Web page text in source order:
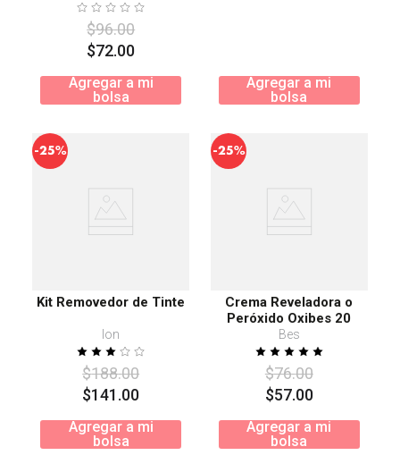
$96.00
$72.00
Agregar a mi
bolsa
Agregar a mi
bolsa
-25%
Kit Removedor de Tinte
Ion
$188.00
$141.00
Agregar a mi
bolsa
-25%
Crema Reveladora o
Peróxido Oxibes 20
Volúmenes
Bes
$76.00
$57.00
Agregar a mi
bolsa